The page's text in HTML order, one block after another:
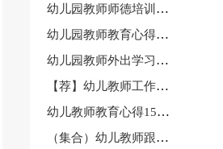
幼儿园教师师德培训心得体会[优秀15篇]
幼儿园教师教育心得体会锦集（15篇）
幼儿园教师外出学习心得体会[热]
【荐】幼儿教师工作心得13篇
幼儿教师教育心得15篇[精品]
（集合）幼儿教师跟岗培训心得体会